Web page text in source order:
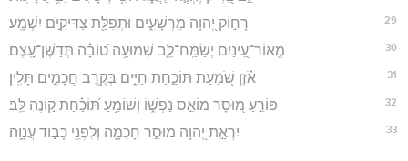
29 רָח֣וֹק יְ֭הוָה מֵרְשָׁעִ֑ים וּתְפִלַּ֖ת צַדִּיקִ֣ים יִשְׁמָֽע׃
30 מְֽאוֹר־עֵ֭ינַיִם יְשַׂמַּֽח־לֵ֑ב שְׁמוּעָ֥ה ט֝וֹבָ֗ה תְּדַשֶּׁן־עָֽצֶם׃
31 אֹ֗זֶן שֹׁ֭מַעַת תּוֹכַ֣חַת חַיִּ֑ים בְּקֶ֖רֶב חֲכָמִ֣ים תָּלִֽין׃
32 פּוֹרֵ֣עַ מ֭וּסָר מוֹאֵ֣ס נַפְשׁ֑וֹ וְשׁוֹמֵ֥עַ תּ֝וֹכַ֗חַת ק֣וֹנֶה לֵּֽב׃
33 יִרְאַ֣ת יְ֭הוָה מוּסַ֣ר חָכְמָ֑ה וְלִפְנֵ֖י כָב֣וֹד עֲנָוָֽה׃